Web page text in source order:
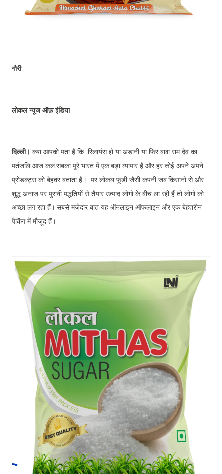
गौरी
लोकल न्यूज ऑफ़ इंडिया
दिल्ली। क्या आपको पता हैं कि रिलायंस हो या अडानी या फिर बाबा राम देव का
पतंजलि आज कल सबका पूरे भारत में एक बड़ा व्यापार हैं और हर कोई अपने अपने
प्रोडक्ट्स को बेहतर बताता हैं। पर लोकल फूडी जैसी कंपनी जब किसानो से और
शुद्ध अनाज पर पुरानी पद्धतियों से तैयार उत्पाद लोगो के बीच ला रही हैं तो लोगो को
अच्छा लग रहा हैं। सबसे मजेदार बात यह ऑनलाइन ऑफलाइन और एक बेहतरीन
पैकिंग में मौजूद हैं।